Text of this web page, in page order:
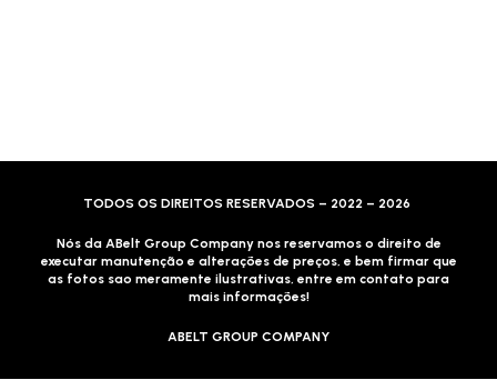
TODOS OS DIREITOS RESERVADOS – 2022 – 2026
Nós da ABelt Group Company nos reservamos o direito de
executar manutenção e alterações de preços, e bem firmar que
as fotos sao meramente ilustrativas, entre em contato para
mais informações!
ABELT GROUP COMPANY